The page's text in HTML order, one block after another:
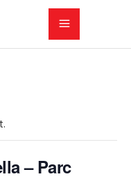
– Parc